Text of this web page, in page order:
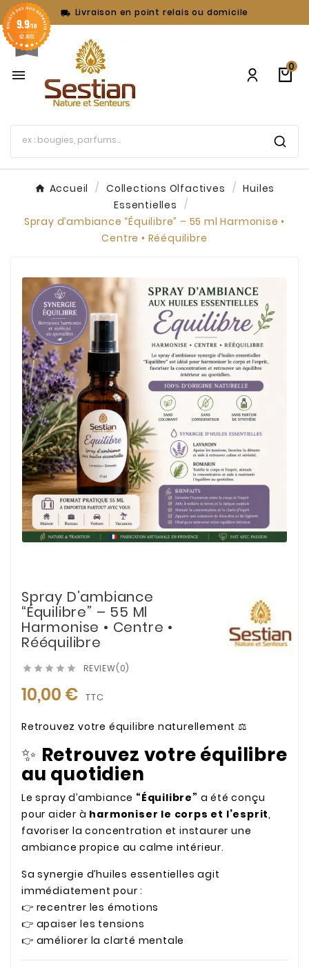
 Livraison en point relais ou domicile

0
Accueil Collections Olfactives
Huiles
Essentielles
Spray d’ambiance “Équilibre” – 55 ml Harmonise •
Centre • Rééquilibre
Spray D’ambiance
“Équilibre” – 55 Ml
Harmonise • Centre •
Rééquilibre
     REVIEW(0)
10,00 € TTC
Retrouvez votre équilibre naturellement ⚖️
✨ Retrouvez votre équilibre
au quotidien
Le spray d’ambiance “Équilibre” a été conçu
pour aider à harmoniser le corps et l’esprit,
favoriser la concentration et instaurer une
ambiance propice au calme intérieur.
Sa synergie d’huiles essentielles agit
immédiatement pour :
👉 recentrer les émotions
👉 apaiser les tensions
👉 améliorer la clarté mentale
9.9/10
62 AVIS